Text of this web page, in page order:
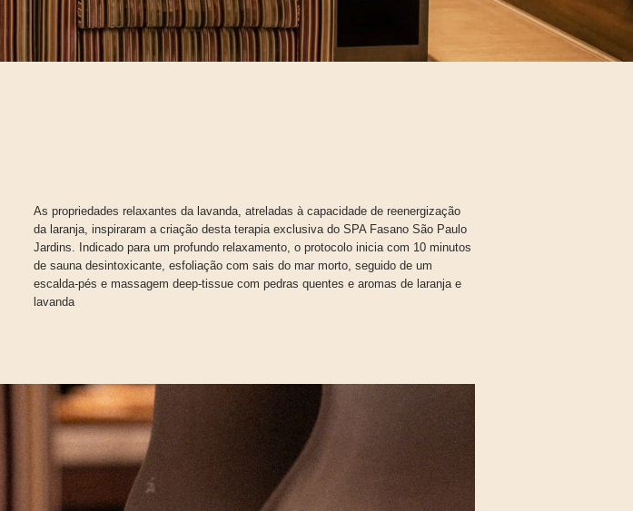
As propriedades relaxantes da lavanda, atreladas à capacidade de reenergização
da laranja, inspiraram a criação desta terapia exclusiva do SPA Fasano São Paulo
Jardins. Indicado para um profundo relaxamento, o protocolo inicia com 10 minutos
de sauna desintoxicante, esfoliação com sais do mar morto, seguido de um
escalda-pés e massagem deep-tissue com pedras quentes e aromas de laranja e
lavanda